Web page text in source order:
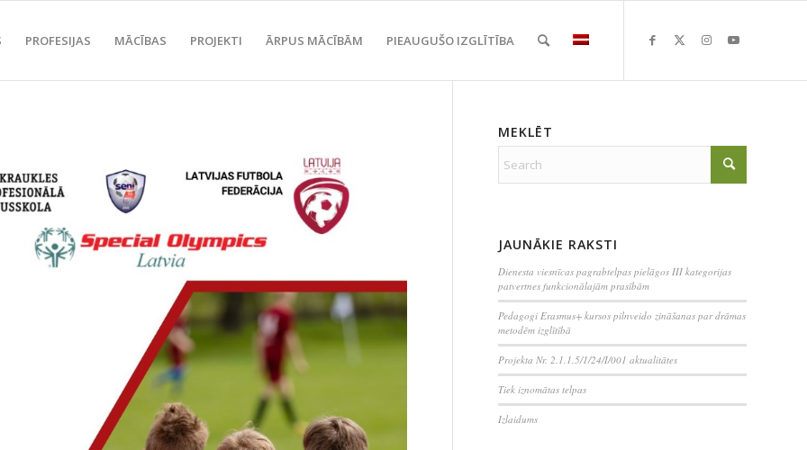
PROFESIJAS MĀCĪBAS PROJEKTI ĀRPUS MĀCĪBĀM PIEAUGUŠO IZGLĪTĪBA
MEKLĒT
JAUNĀKIE RAKSTI
Dienesta viesnīcas pagrabtelpas pielāgos III kategorijas
patvertnes funkcionālajām prasībām
Pedagogi Erasmus+ kursos pilnveido zināšanas par drāmas
metodēm izglītībā
Projekta Nr. 2.1.1.5/1/24/I/001 aktualitātes
Tiek iznomātas telpas
Izlaidums